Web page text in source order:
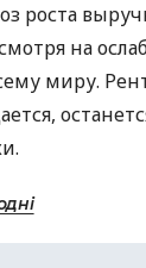
роста
на
миру.